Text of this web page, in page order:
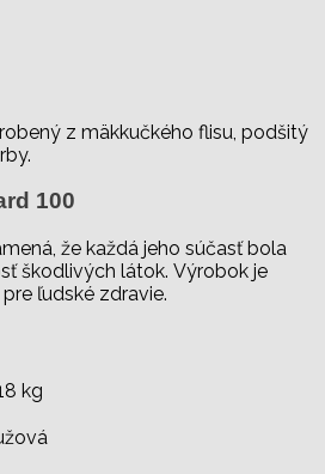
z mäkkučkého flisu, podšitý
100
že každá jeho súčasť bola
škodlivých látok. Výrobok je
ľudské zdravie.
kg